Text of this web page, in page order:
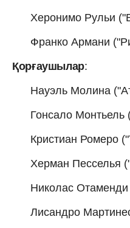
Херонимо Рульи
Франко Армани
Қорғаушылар:
Науэль Молина
Гонсало Монтьель
Кристиан Ромеро
Херман Песселья
Николас
Лисандро